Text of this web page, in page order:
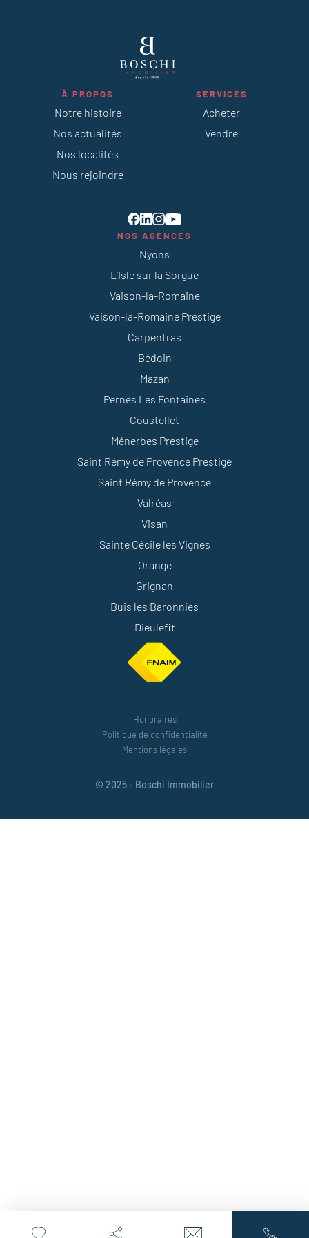
À PROPOS
Notre histoire
Nos actualités
Nos localités
Nous rejoindre
SERVICES
Acheter
Vendre
NOS AGENCES
Nyons
L’Isle sur la Sorgue
Vaison-la-Romaine
Vaison-la-Romaine Prestige
Carpentras
Bédoin
Mazan
Pernes Les Fontaines
Coustellet
Ménerbes Prestige
Saint Rémy de Provence Prestige
Saint Rémy de Provence
Valréas
Visan
Sainte Cécile les Vignes
Orange
Grignan
Buis les Baronnies
Dieulefit
Honoraires
Politique de confidentialité
Mentions légales
© 2025 - Boschi Immobilier